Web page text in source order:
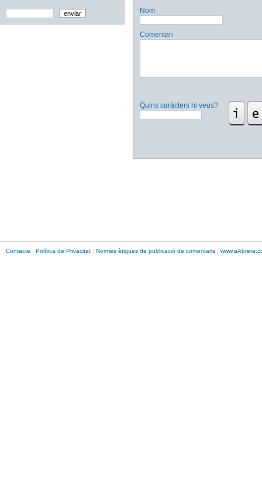
Nom
Comentari
Quins caràcters hi veus?
Contacte | Política de Privacitat | Normes ètiques de publicació de comentaris | www.aAbrera